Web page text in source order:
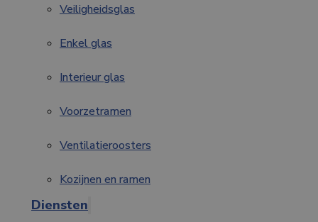
Veiligheidsglas
Enkel glas
Interieur glas
Voorzetramen
Ventilatieroosters
Kozijnen en ramen
Diensten